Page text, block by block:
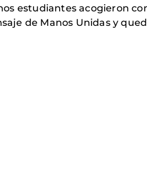
estudiantes acogieron
de Manos Unidas y